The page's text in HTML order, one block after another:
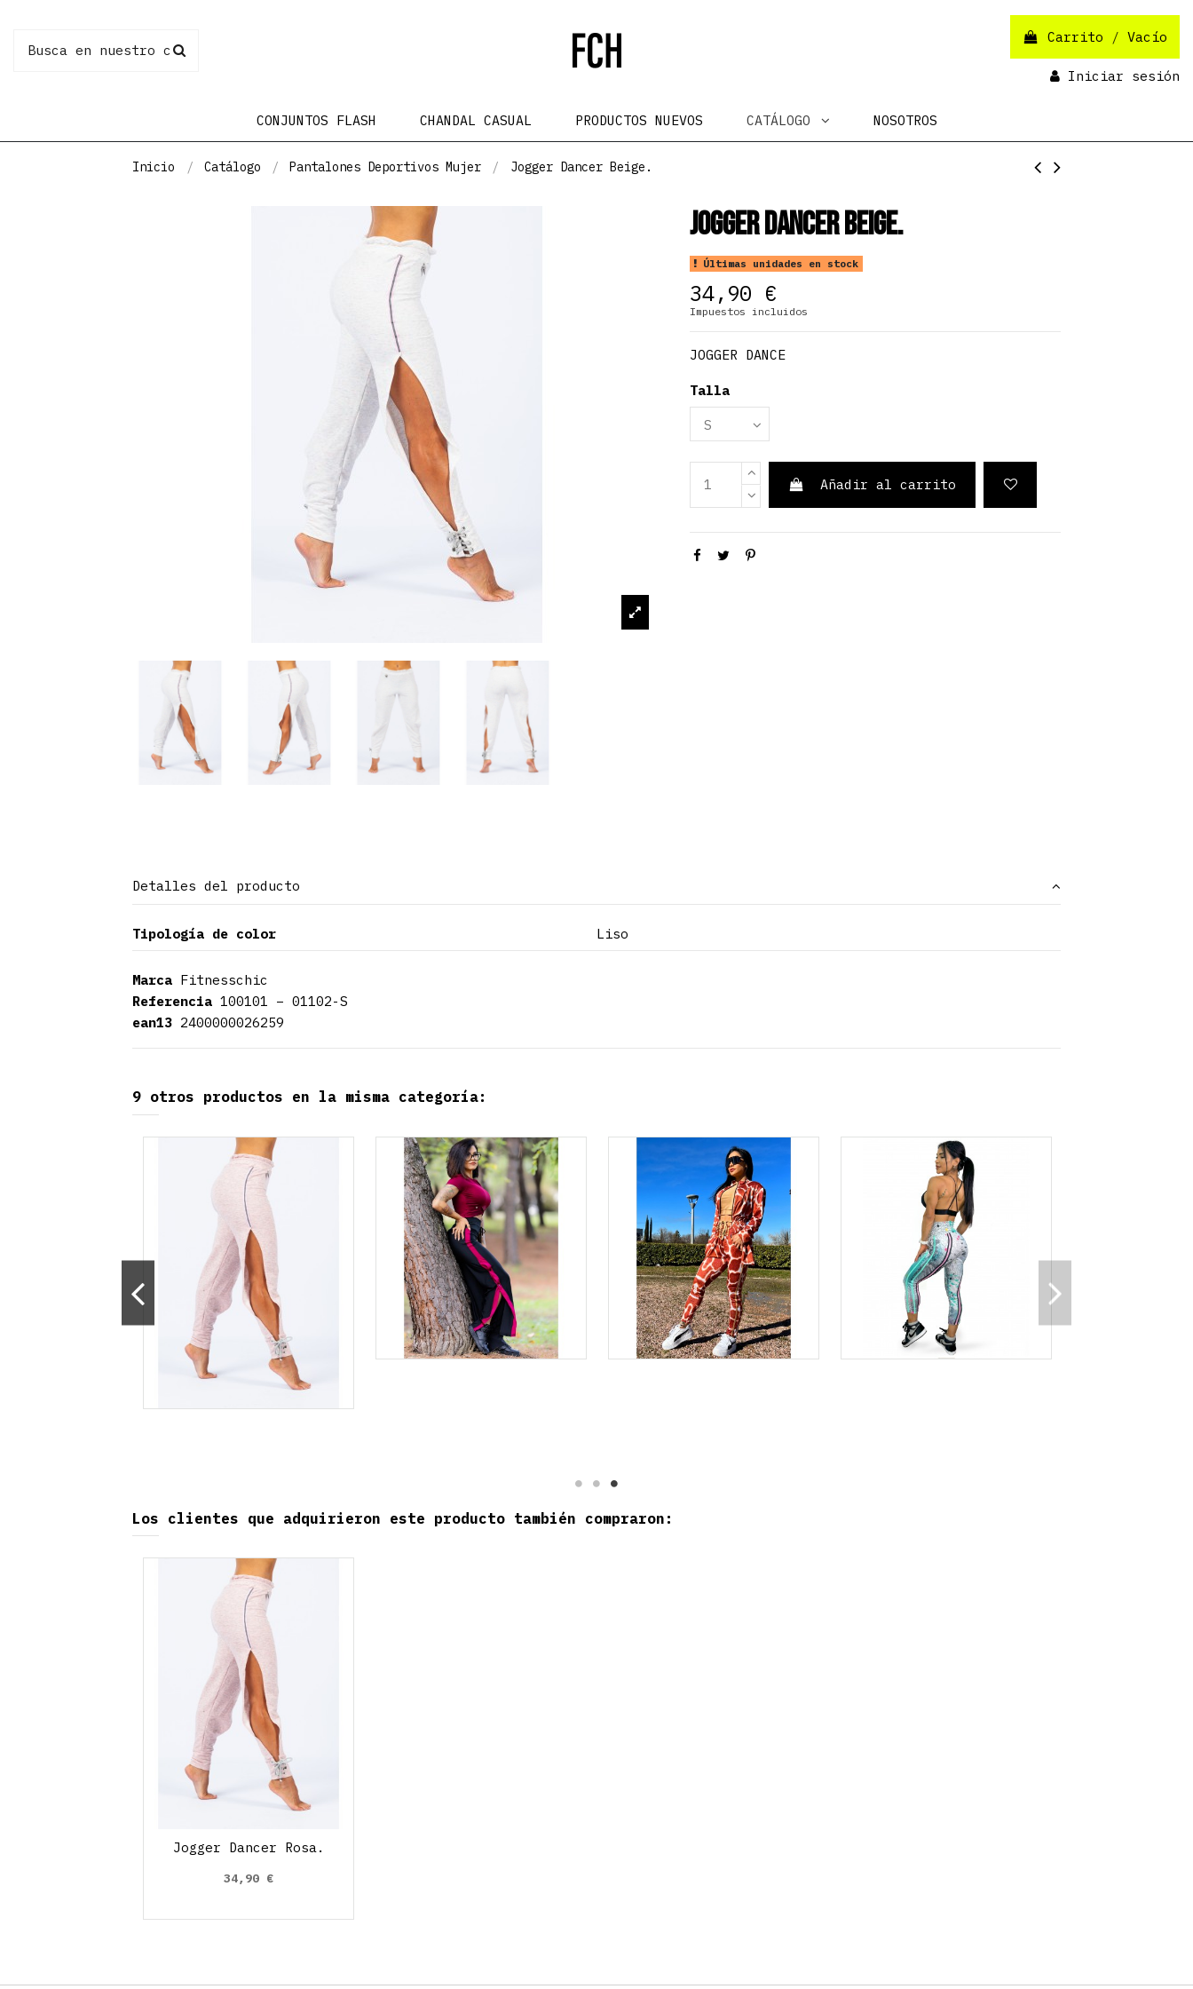
Carrito / Vacío
Iniciar sesión
CONJUNTOS FLASH CHANDAL CASUAL PRODUCTOS NUEVOS CATÁLOGO NOSOTROS
Inicio Catálogo Pantalones Deportivos Mujer Jogger Dancer Beige.
Jogger Dancer Beige.
Últimas unidades en stock
34,90 €
Impuestos incluidos
JOGGER DANCE
Talla
Añadir al carrito
Detalles del producto
Tipología de color Liso
Marca Fitnesschic
Referencia 100101 – 01102-S
ean13 2400000026259
9 otros productos en la misma categoría:
Los clientes que adquirieron este producto también compraron:
Jogger Dancer Rosa.
34,90 €